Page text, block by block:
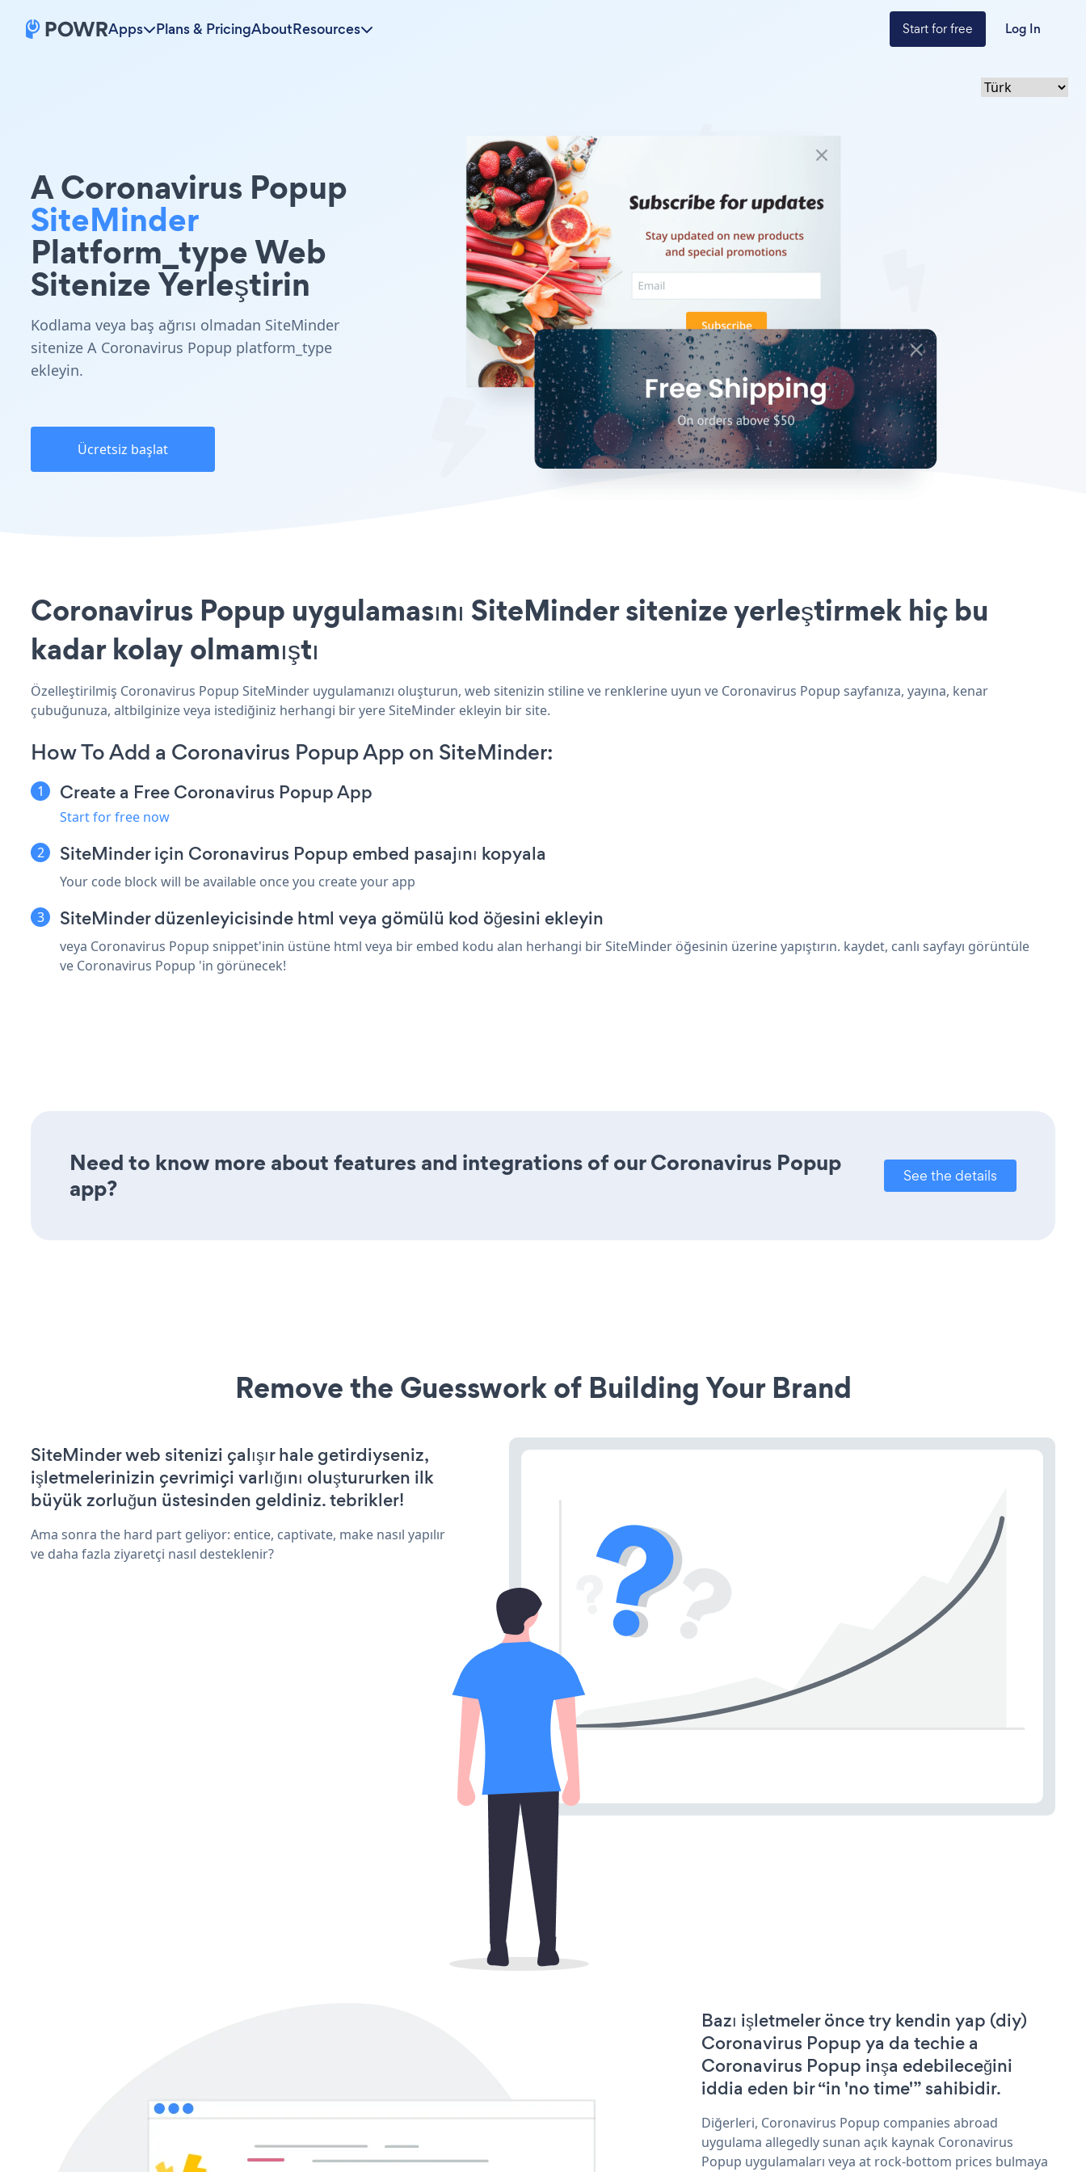
Apps Plans & PricingAboutResources Start for free Log In
A Coronavirus Popup
SiteMinder
Platform_type Web
Sitenize Yerleştirin
Kodlama veya baş ağrısı olmadan SiteMinder
sitenize A Coronavirus Popup platform_type
ekleyin.
Ücretsiz başlat
Coronavirus Popup uygulamasını SiteMinder sitenize yerleştirmek hiç bu
kadar kolay olmamıştı
Özelleştirilmiş Coronavirus Popup SiteMinder uygulamanızı oluşturun, web sitenizin stiline ve renklerine uyun ve Coronavirus Popup sayfanıza, yayına, kenar
çubuğunuza, altbilginize veya istediğiniz herhangi bir yere SiteMinder ekleyin bir site.
How To Add a Coronavirus Popup App on SiteMinder:
Create a Free Coronavirus Popup App
Start for free now
SiteMinder için Coronavirus Popup embed pasajını kopyala
Your code block will be available once you create your app
SiteMinder düzenleyicisinde html veya gömülü kod öğesini ekleyin
veya Coronavirus Popup snippet'inin üstüne html veya bir embed kodu alan herhangi bir SiteMinder öğesinin üzerine yapıştırın. kaydet, canlı sayfayı görüntüle
ve Coronavirus Popup 'in görünecek!
Need to know more about features and integrations of our Coronavirus Popup
app?
See the details
Remove the Guesswork of Building Your Brand
SiteMinder web sitenizi çalışır hale getirdiyseniz,
işletmelerinizin çevrimiçi varlığını oluştururken ilk
büyük zorluğun üstesinden geldiniz. tebrikler!
Ama sonra the hard part geliyor: entice, captivate, make nasıl yapılır
ve daha fazla ziyaretçi nasıl desteklenir?
Bazı işletmeler önce try kendin yap (diy)
Coronavirus Popup ya da techie a
Coronavirus Popup inşa edebileceğini
iddia eden bir “in 'no time'” sahibidir.
Diğerleri, Coronavirus Popup companies abroad
uygulama allegedly sunan açık kaynak Coronavirus
Popup uygulamaları veya at rock-bottom prices bulmaya